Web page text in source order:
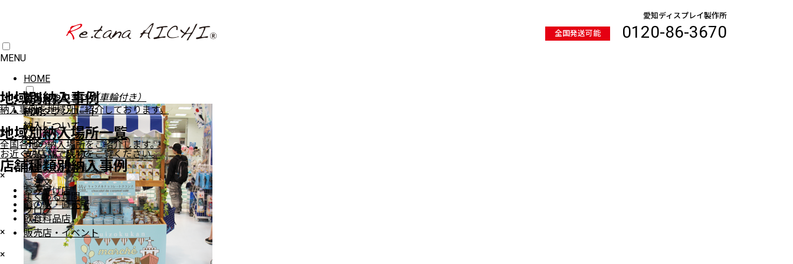
愛知ディスプレイ製作所
全国発送可能
0120-86-3670
MENU
HOME
商品一覧
ワゴン（車輪付き）
ワゴン（車輪無し）
ステージ陳列台
平台
壁面陳列棚
ラウンド・六角陳列台
トレイラック
システム什器
レジカンター
シェルフラック
イベントワゴン（車輪付き）
地域別納入事例
納入事例を地域別に紹介しております。
地域別納入場所一覧
全国各地の納入場所をご紹介します。
お近くの店舗で現物をご覧ください。
店舗種類別納入事例
おみやげ店
道の駅・直売所
飲食料品店
販売店・イベント
×
製品について
納期
納入について
注文
支払いについて
×
製品について
納期
納入について
注文
支払いについて
FAXでのお見積り
ご注文
よくある質問
ブログ
×
デジタルカタログ
PDFダウンロード
×